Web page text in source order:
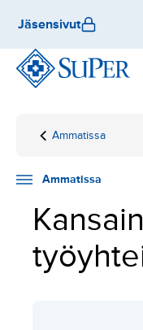
sisältöön
Jäsensivut
Etusivu
Ammatissa
Kansainvälinen
Ammatissa